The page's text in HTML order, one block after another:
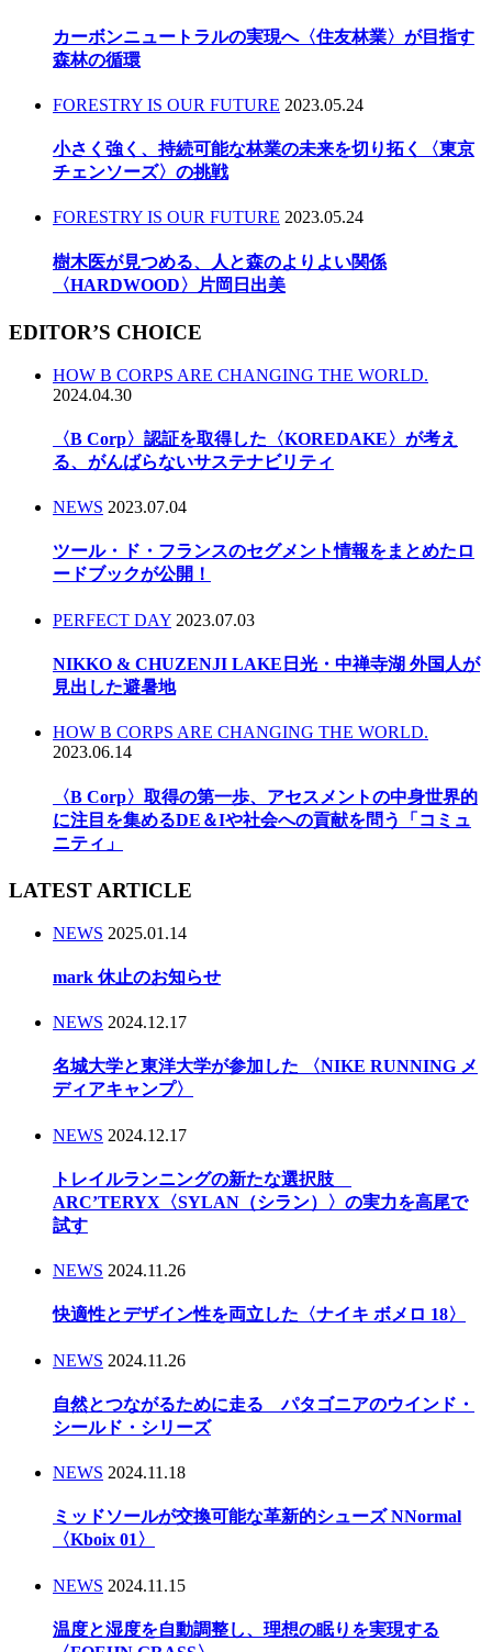
カーボンニュートラルの実現へ〈住友林業〉が目指す
森林の循環
FORESTRY IS OUR FUTURE 2023.05.24
小さく強く、持続可能な林業の未来を切り拓く〈東京
チェンソーズ〉の挑戦
FORESTRY IS OUR FUTURE 2023.05.24
樹木医が見つめる、人と森のよりよい関係
〈HARDWOOD〉片岡日出美
EDITOR’S CHOICE
HOW B CORPS ARE CHANGING THE WORLD.
2024.04.30
〈B Corp〉認証を取得した〈KOREDAKE〉が考え
る、がんばらないサステナビリティ
NEWS 2023.07.04
ツール・ド・フランスのセグメント情報をまとめたロ
ードブックが公開！
PERFECT DAY 2023.07.03
NIKKO & CHUZENJI LAKE日光・中禅寺湖 外国人が
見出した避暑地
HOW B CORPS ARE CHANGING THE WORLD.
2023.06.14
〈B Corp〉取得の第一歩、アセスメントの中身世界的
に注目を集めるDE＆Iや社会への貢献を問う「コミュ
ニティ」
LATEST ARTICLE
NEWS 2025.01.14
mark 休止のお知らせ
NEWS 2024.12.17
名城大学と東洋大学が参加した 〈NIKE RUNNING メ
ディアキャンプ〉
NEWS 2024.12.17
トレイルランニングの新たな選択肢
ARC’TERYX〈SYLAN（シラン）〉の実力を高尾で
試す
NEWS 2024.11.26
快適性とデザイン性を両立した〈ナイキ ボメロ 18〉
NEWS 2024.11.26
自然とつながるために走る パタゴニアのウインド・
シールド・シリーズ
NEWS 2024.11.18
ミッドソールが交換可能な革新的シューズ NNormal
〈Kboix 01〉
NEWS 2024.11.15
温度と湿度を自動調整し、理想の眠りを実現する